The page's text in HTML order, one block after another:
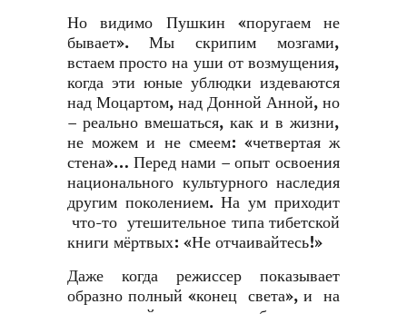
Но видимо Пушкин «поругаем не
бывает». Мы скрипим мозгами,
встаем просто на уши от возмущения,
когда эти юные ублюдки издеваются
над Моцартом, над Донной Анной, но
– реально вмешаться, как и в жизни,
не можем и не смеем: «четвертая ж
стена»… Перед нами – опыт освоения
национального культурного наследия
другим поколением. На ум приходит
что-то утешительное типа тибетской
книги мёртвых: «Не отчаивайтесь!»
Даже когда режиссер показывает
образно полный «конец света», и на